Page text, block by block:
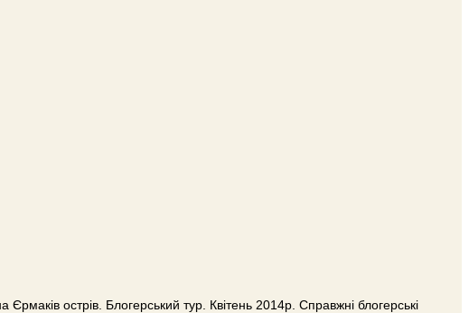
острів. Блогерський тур. Квітень 2014р. Справжні блогерські